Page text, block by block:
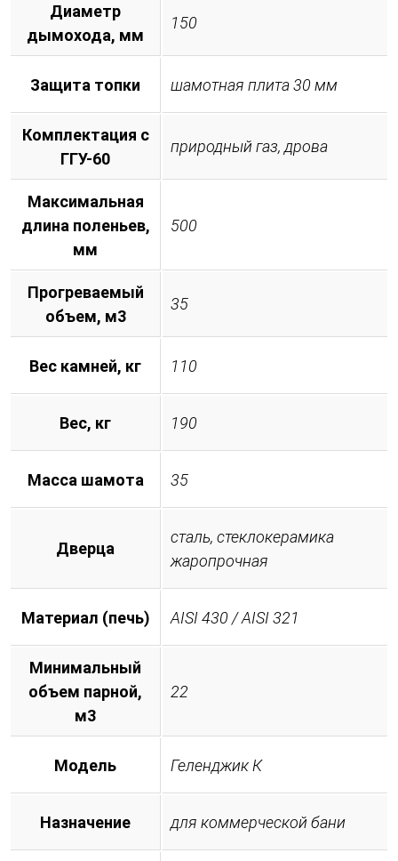
Диаметр
дымохода, мм
150
Защита топки шамотная плита 30 мм
Комплектация с
ГГУ-60
природный газ, дрова
Максимальная
длина поленьев,
мм
500
Прогреваемый
объем, м3
35
Вес камней, кг 110
Вес, кг 190
Масса шамота 35
Дверца
сталь, стеклокерамика
жаропрочная
Материал (печь) AISI 430 / AISI 321
Минимальный
объем парной,
м3
22
Модель Геленджик К
Назначение для коммерческой бани